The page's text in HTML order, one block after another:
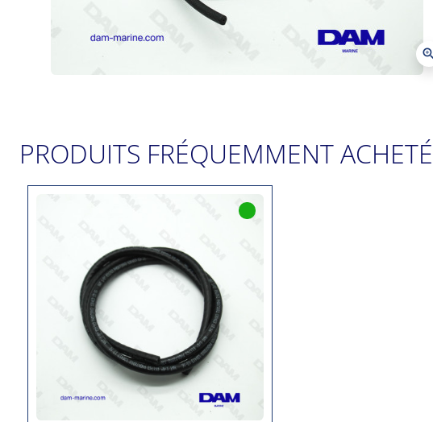
zoom_in
PRODUITS FRÉQUEMMENT